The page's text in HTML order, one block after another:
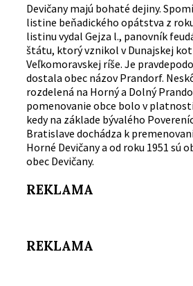
Devičany majú bohaté dejiny.
listine beňadického opátstva z
listinu vydal Gejza l., panovník
štátu, ktorý vznikol v Dunajskej
Veľkomoravskej ríše. Je
dostala obec názov Prandorf.
rozdelená na Horný a Dolný
pomenovanie obce bolo v
kedy na základe bývalého
Bratislave dochádza k
Horné Devičany a od roku 1951 sú
obec Devičany.
REKLAMA
REKLAMA